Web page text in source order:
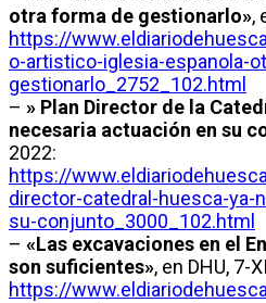
otra forma de gestionarlo»,
https://
o-artistico-iglesia-espanola-
gestionarlo_2752_102.html
– » Plan Director de la
necesaria actuación en su
2022:
https://
director-catedral-huesca-ya-
su-conjunto_3000_102.html
– «Las excavaciones en el
son suficientes», en DHU, 7-
https://